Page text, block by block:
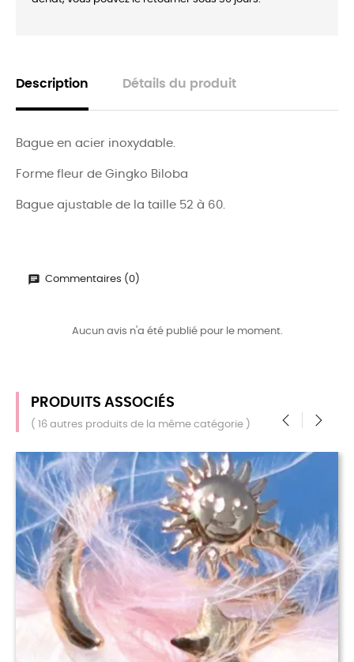
Description Détails du produit
Bague en acier inoxydable.
Forme fleur de Gingko Biloba
Bague ajustable de la taille 52 à 60.
Commentaires (0)
Aucun avis n'a été publié pour le moment.
PRODUITS ASSOCIÉS
( 16 autres produits de la même catégorie )
‹ ›